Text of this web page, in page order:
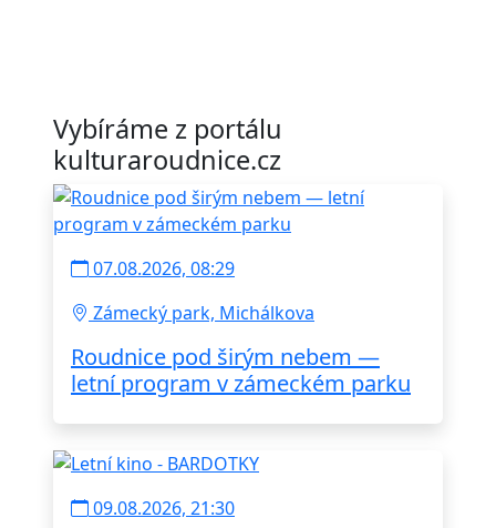
Vybíráme z portálu
kulturaroudnice.cz
07.08.2026, 08:29
Zámecký park, Michálkova
Roudnice pod širým nebem —
letní program v zámeckém parku
09.08.2026, 21:30